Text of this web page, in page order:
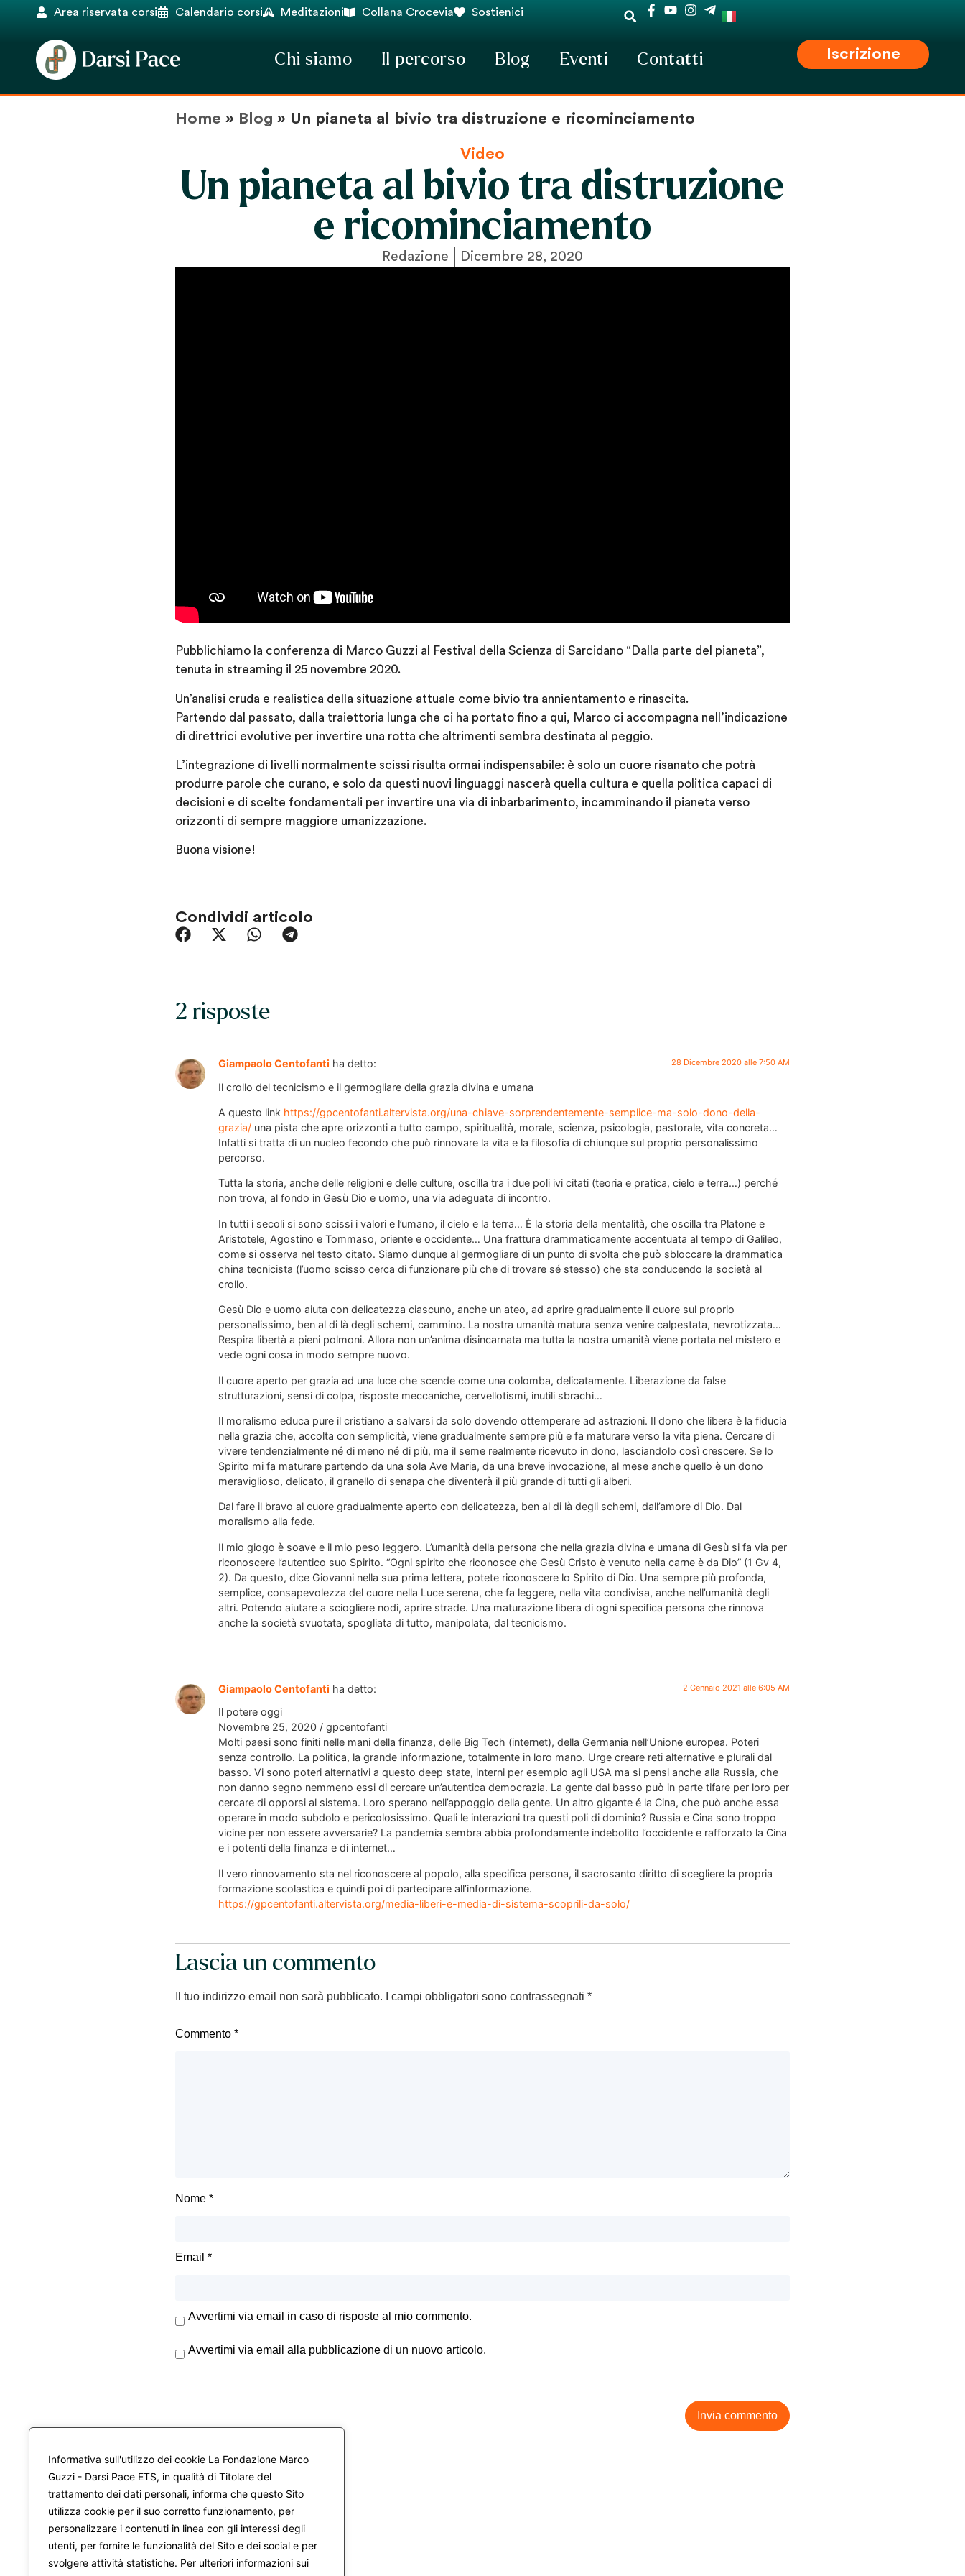
Informativa sull'utilizzo dei cookie La Fondazione Marco
Guzzi - Darsi Pace ETS, in qualità di Titolare del
trattamento dei dati personali, informa che questo Sito
utilizza cookie per il suo corretto funzionamento, per
personalizzare i contenuti in linea con gli interessi degli
utenti, per fornire le funzionalità del Sito e dei social e per
svolgere attività statistiche. Per ulteriori informazioni sui
Area riservata corsi Calendario corsi Meditazioni Collana Crocevia Sostienici
Chi siamo Il percorso Blog Eventi Contatti Iscrizione
Home » Blog » Un pianeta al bivio tra distruzione e ricominciamento
Video
Un pianeta al bivio tra distruzione
e ricominciamento
Redazione Dicembre 28, 2020
Pubblichiamo la conferenza di Marco Guzzi al Festival della Scienza di Sarcidano “Dalla parte del pianeta”,
tenuta in streaming il 25 novembre 2020.
Un’analisi cruda e realistica della situazione attuale come bivio tra annientamento e rinascita.
Partendo dal passato, dalla traiettoria lunga che ci ha portato fino a qui, Marco ci accompagna nell’indicazione
di direttrici evolutive per invertire una rotta che altrimenti sembra destinata al peggio.
L’integrazione di livelli normalmente scissi risulta ormai indispensabile: è solo un cuore risanato che potrà
produrre parole che curano, e solo da questi nuovi linguaggi nascerà quella cultura e quella politica capaci di
decisioni e di scelte fondamentali per invertire una via di inbarbarimento, incamminando il pianeta verso
orizzonti di sempre maggiore umanizzazione.
Buona visione!
Condividi articolo
2 risposte
Giampaolo Centofanti ha detto: 28 Dicembre 2020 alle 7:50 AM
Il crollo del tecnicismo e il germogliare della grazia divina e umana
A questo link https://gpcentofanti.altervista.org/una-chiave-sorprendentemente-semplice-ma-solo-dono-della-
grazia/ una pista che apre orizzonti a tutto campo, spiritualità, morale, scienza, psicologia, pastorale, vita concreta…
Infatti si tratta di un nucleo fecondo che può rinnovare la vita e la filosofia di chiunque sul proprio personalissimo
percorso.
Tutta la storia, anche delle religioni e delle culture, oscilla tra i due poli ivi citati (teoria e pratica, cielo e terra…) perché
non trova, al fondo in Gesù Dio e uomo, una via adeguata di incontro.
In tutti i secoli si sono scissi i valori e l’umano, il cielo e la terra… È la storia della mentalità, che oscilla tra Platone e
Aristotele, Agostino e Tommaso, oriente e occidente… Una frattura drammaticamente accentuata al tempo di Galileo,
come si osserva nel testo citato. Siamo dunque al germogliare di un punto di svolta che può sbloccare la drammatica
china tecnicista (l’uomo scisso cerca di funzionare più che di trovare sé stesso) che sta conducendo la società al
crollo.
Gesù Dio e uomo aiuta con delicatezza ciascuno, anche un ateo, ad aprire gradualmente il cuore sul proprio
personalissimo, ben al di là degli schemi, cammino. La nostra umanità matura senza venire calpestata, nevrotizzata…
Respira libertà a pieni polmoni. Allora non un’anima disincarnata ma tutta la nostra umanità viene portata nel mistero e
vede ogni cosa in modo sempre nuovo.
Il cuore aperto per grazia ad una luce che scende come una colomba, delicatamente. Liberazione da false
strutturazioni, sensi di colpa, risposte meccaniche, cervellotismi, inutili sbrachi…
Il moralismo educa pure il cristiano a salvarsi da solo dovendo ottemperare ad astrazioni. Il dono che libera è la fiducia
nella grazia che, accolta con semplicità, viene gradualmente sempre più e fa maturare verso la vita piena. Cercare di
vivere tendenzialmente né di meno né di più, ma il seme realmente ricevuto in dono, lasciandolo così crescere. Se lo
Spirito mi fa maturare partendo da una sola Ave Maria, da una breve invocazione, al mese anche quello è un dono
meraviglioso, delicato, il granello di senapa che diventerà il più grande di tutti gli alberi.
Dal fare il bravo al cuore gradualmente aperto con delicatezza, ben al di là degli schemi, dall’amore di Dio. Dal
moralismo alla fede.
Il mio giogo è soave e il mio peso leggero. L’umanità della persona che nella grazia divina e umana di Gesù si fa via per
riconoscere l’autentico suo Spirito. “Ogni spirito che riconosce che Gesù Cristo è venuto nella carne è da Dio” (1 Gv 4,
2). Da questo, dice Giovanni nella sua prima lettera, potete riconoscere lo Spirito di Dio. Una sempre più profonda,
semplice, consapevolezza del cuore nella Luce serena, che fa leggere, nella vita condivisa, anche nell’umanità degli
altri. Potendo aiutare a sciogliere nodi, aprire strade. Una maturazione libera di ogni specifica persona che rinnova
anche la società svuotata, spogliata di tutto, manipolata, dal tecnicismo.
Giampaolo Centofanti ha detto: 2 Gennaio 2021 alle 6:05 AM
Il potere oggi
Novembre 25, 2020 / gpcentofanti
Molti paesi sono finiti nelle mani della finanza, delle Big Tech (internet), della Germania nell’Unione europea. Poteri
senza controllo. La politica, la grande informazione, totalmente in loro mano. Urge creare reti alternative e plurali dal
basso. Vi sono poteri alternativi a questo deep state, interni per esempio agli USA ma si pensi anche alla Russia, che
non danno segno nemmeno essi di cercare un’autentica democrazia. La gente dal basso può in parte tifare per loro per
cercare di opporsi al sistema. Loro sperano nell’appoggio della gente. Un altro gigante é la Cina, che può anche essa
operare in modo subdolo e pericolosissimo. Quali le interazioni tra questi poli di dominio? Russia e Cina sono troppo
vicine per non essere avversarie? La pandemia sembra abbia profondamente indebolito l’occidente e rafforzato la Cina
e i potenti della finanza e di internet…
Il vero rinnovamento sta nel riconoscere al popolo, alla specifica persona, il sacrosanto diritto di scegliere la propria
formazione scolastica e quindi poi di partecipare all’informazione.
https://gpcentofanti.altervista.org/media-liberi-e-media-di-sistema-scoprili-da-solo/
Lascia un commento
Il tuo indirizzo email non sarà pubblicato. I campi obbligatori sono contrassegnati *
Commento *
Nome *
Email *
Avvertimi via email in caso di risposte al mio commento.
Avvertimi via email alla pubblicazione di un nuovo articolo.